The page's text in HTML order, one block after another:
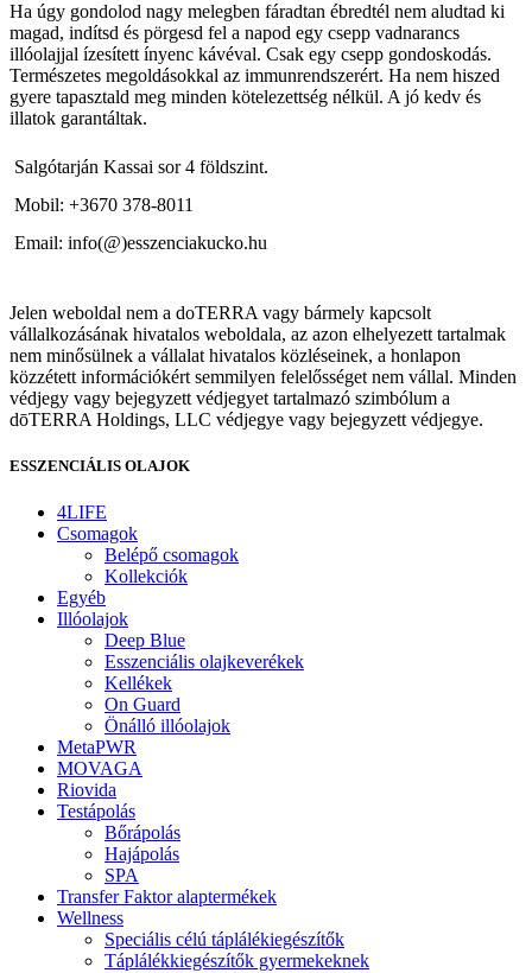
Ha úgy gondolod nagy melegben fáradtan ébredtél nem aludtad ki
magad, indítsd és pörgesd fel a napod egy csepp vadnarancs
illóolajjal ízesített ínyenc kávéval. Csak egy csepp gondoskodás.
Természetes megoldásokkal az immunrendszerért. Ha nem hiszed
gyere tapasztald meg minden kötelezettség nélkül. A jó kedv és
illatok garantáltak.
Salgótarján Kassai sor 4 földszint.
Mobil: +3670 378-8011
Email: info(@)esszenciakucko.hu
Jelen weboldal nem a doTERRA vagy bármely kapcsolt
vállalkozásának hivatalos weboldala, az azon elhelyezett tartalmak
nem minősülnek a vállalat hivatalos közléseinek, a honlapon
közzétett információkért semmilyen felelősséget nem vállal. Minden
védjegy vagy bejegyzett védjegyet tartalmazó szimbólum a
dōTERRA Holdings, LLC védjegye vagy bejegyzett védjegye.
ESSZENCIÁLIS OLAJOK
4LIFE
Csomagok
Belépő csomagok
Kollekciók
Egyéb
Illóolajok
Deep Blue
Esszenciális olajkeverékek
Kellékek
On Guard
Önálló illóolajok
MetaPWR
MOVAGA
Riovida
Testápolás
Bőrápolás
Hajápolás
SPA
Transfer Faktor alaptermékek
Wellness
Speciális célú táplálékiegészítők
Táplálékkiegészítők gyermekeknek